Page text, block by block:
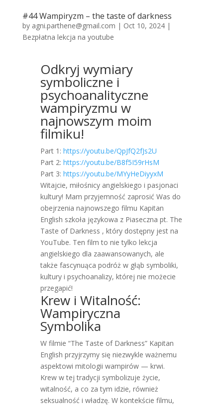
#44 Wampiryzm – the taste of darkness
by agni.parthene@gmail.com | Oct 10, 2024|
Bezpłatna lekcja na youtube
Odkryj wymiary
symboliczne i
psychoanalityczne
wampiryzmu w
najnowszym moim
filmiku!
Part 1: https://youtu.be/QpJfQ2fJs2U
Part 2: https://youtu.be/B8f5I59rHsM
Part 3: https://youtu.be/MYyHeDiyyxM
Witajcie, miłośnicy angielskiego i pasjonaci
kultury! Mam przyjemność zaprosić Was do
obejrzenia najnowszego filmu Kapitan
English szkoła językowa z Piaseczna pt. The
Taste of Darkness , który dostępny jest na
YouTube. Ten film to nie tylko lekcja
angielskiego dla zaawansowanych, ale
także fascynuąca podróż w głąb symboliki,
kultury i psychoanalizy, której nie możecie
przegapić!
Krew i Witalność:
Wampiryczna
Symbolika
W filmie “The Taste of Darkness” Kapitan
English przyjrzymy się niezwykle ważnemu
aspektowi mitologii wampirów — krwi.
Krew w tej tradycji symbolizuje życie,
witalność, a co za tym idzie, również
seksualność i władzę. W kontekście filmu,